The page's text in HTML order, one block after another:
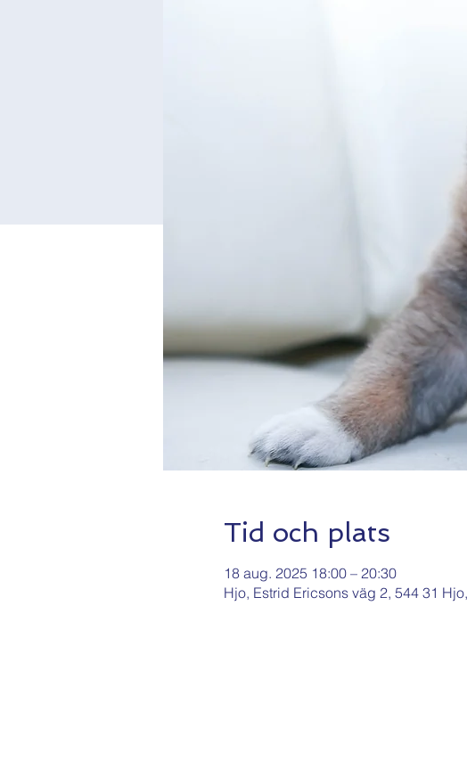
Tid och plats
18 aug. 2025 18:00 – 20:30
Hjo, Estrid Ericsons väg 2, 544 31